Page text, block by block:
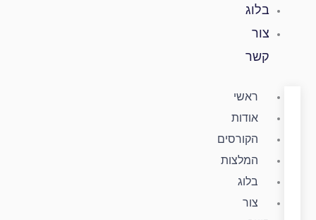
בלוג
צור
קשר
ראשי
אודות
הקורסים
המלצות
בלוג
צור